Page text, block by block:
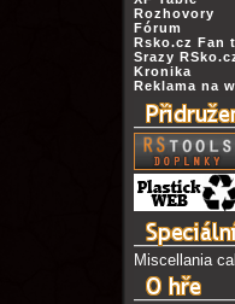
Rozhovory
Fórum
Rsko.cz Fan
Srazy
Kronika
Reklama na
Miscellania